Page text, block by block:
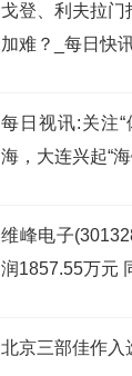
戈登、利夫拉门
加难？_每日快
每日视讯:关注
海，大连兴起“
维峰电子
润1857.55万元
北京三部佳作入